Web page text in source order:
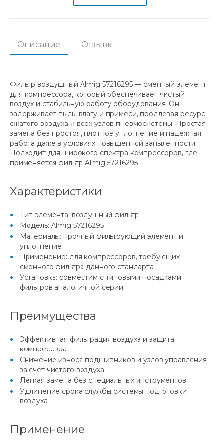
Описание Отзывы
Фильтр воздушный Almig 57216295 — сменный элемент
для компрессора, который обеспечивает чистый
воздух и стабильную работу оборудования. Он
задерживает пыль, влагу и примеси, продлевая ресурс
сжатого воздуха и всех узлов пневмосистемы. Простая
замена без простоя, плотное уплотнение и надежная
работа даже в условиях повышенной запыленности.
Подходит для широкого спектра компрессоров, где
применяется фильтр Almig 57216295.
Характеристики
Тип элемента: воздушный фильтр
Модель: Almig 57216295
Материалы: прочный фильтрующий элемент и
уплотнение
Применение: для компрессоров, требующих
сменного фильтра данного стандарта
Установка: совместим с типовыми посадками
фильтров аналогичной серии
Преимущества
Эффективная фильтрация воздуха и защита
компрессора
Снижение износа подшипников и узлов управления
за счёт чистого воздуха
Легкая замена без специальных инструментов
Удлинение срока службы системы подготовки
воздуха
Применение